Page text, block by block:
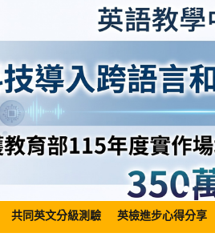
共同英文分級測驗 英檢進步心得分享